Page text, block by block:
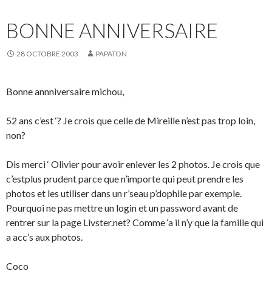
BONNE ANNIVERSAIRE
28 OCTOBRE 2003 PAPATON
Bonne annniversaire michou,
52 ans c’est ‘? Je crois que celle de Mireille n’est pas trop loin,
non?
Dis merci ‘ Olivier pour avoir enlever les 2 photos. Je crois que
c’estplus prudent parce que n’importe qui peut prendre les
photos et les utiliser dans un r’seau p’dophile par exemple.
Pourquoi ne pas mettre un login et un password avant de
rentrer sur la page Livster.net? Comme ‘a il n’y que la famille qui
a acc’s aux photos.
Coco